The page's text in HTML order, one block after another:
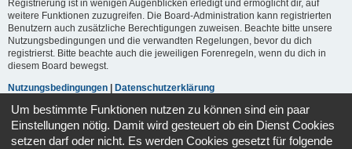
Registrierung ist in wenigen Augenblicken erledigt und ermöglicht dir, auf
weitere Funktionen zuzugreifen. Die Board-Administration kann registrierten
Benutzern auch zusätzliche Berechtigungen zuweisen. Beachte bitte unsere
Nutzungsbedingungen und die verwandten Regelungen, bevor du dich
registrierst. Bitte beachte auch die jeweiligen Forenregeln, wenn du dich in
diesem Board bewegst.
Nutzungsbedingungen
Datenschutzerklärung
Registrieren
Um bestimmte Funktionen nutzen zu können sind ein paar
Einstellungen nötig. Damit wird gesteuert ob ein Dienst Cookies
setzen darf oder nicht. Es werden Cookies gesetzt für folgende